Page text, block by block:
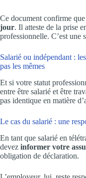
Ce document confirme que
jour. Il atteste de la prise
professionnelle. C’est une
Salarié ou indépendant :
pas les mêmes
Et si votre statut
entre être salarié et être
pas identique en matière
Le cas du salarié : une
En tant que salarié en
devez informer votre
obligation de déclaration.